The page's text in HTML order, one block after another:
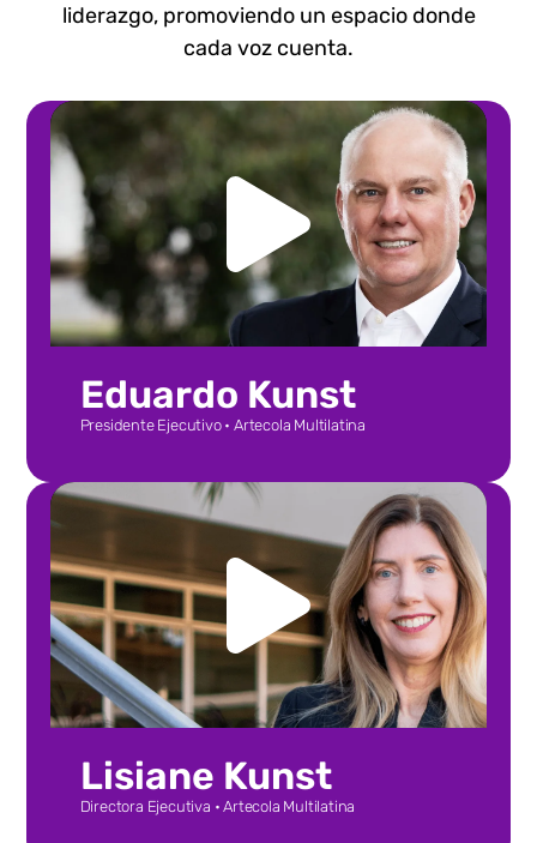
liderazgo, promoviendo un espacio donde
cada voz cuenta.
Eduardo Kunst
Presidente Ejecutivo • Artecola Multilatina
Lisiane Kunst
Directora Ejecutiva • Artecola Multilatina